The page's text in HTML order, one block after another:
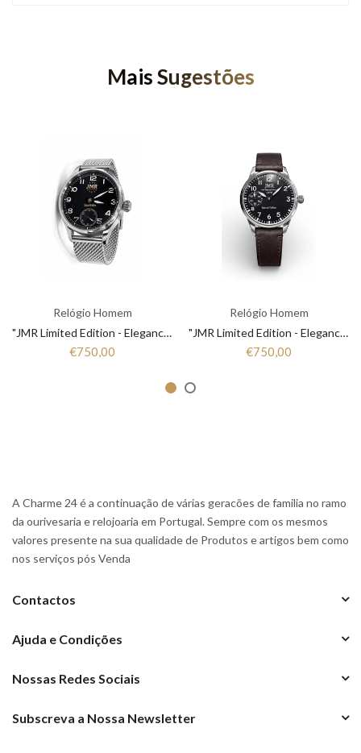
Mais Sugestões
Relógio Homem
"JMR Limited Edition - Elegance that Marks Time"
€750,00
Relógio Homem
"JMR Limited Edition - Elegance that Marks Time"
€750,00
A Charme 24 é a continuação de várias geracões de familia no ramo
da ourivesaria e relojoaria em Portugal. Sempre com os mesmos
valores presente na sua qualidade de Produtos e artigos bem como
nos serviços pós Venda
Contactos
Ajuda e Condições
Nossas Redes Sociais
Subscreva a Nossa Newsletter